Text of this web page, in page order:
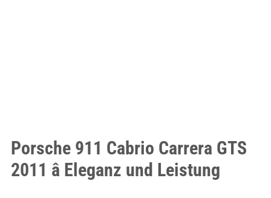
Porsche 911 Cabrio Carrera GTS
2011 â Eleganz und Leistung